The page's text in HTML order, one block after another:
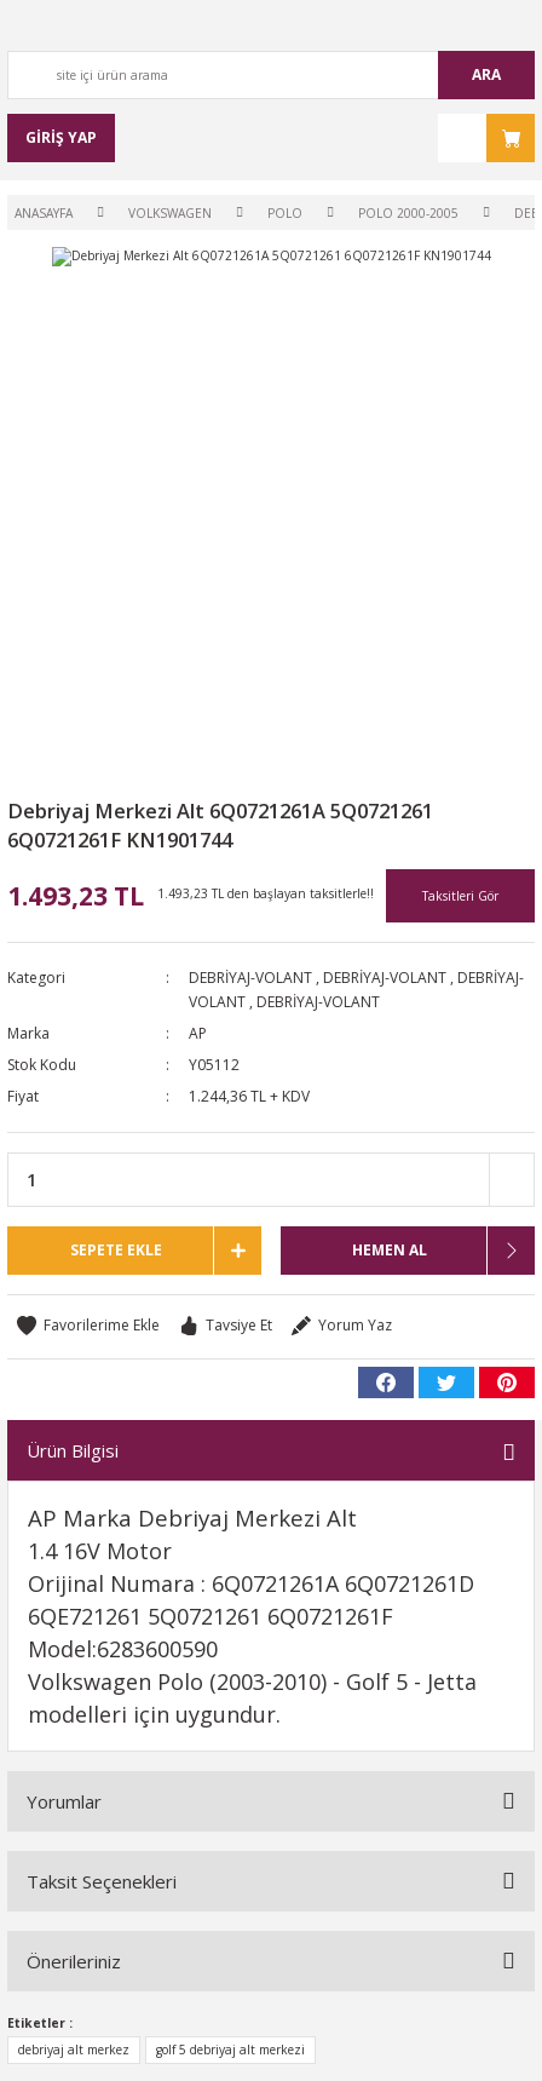
ARA
GİRİŞ YAP
ANASAYFA VOLKSWAGEN POLO POLO 2000-2005
Debriyaj Merkezi Alt 6Q0721261A 5Q0721261
6Q0721261F KN1901744
1.493,23 TL 1.493,23 TL den başlayan taksitlerle!! Taksitleri Gör
Kategori DEBRİYAJ-VOLANT , DEBRİYAJ-VOLANT , DEBRİYAJ-
VOLANT , DEBRİYAJ-VOLANT
Marka
AP
Stok Kodu
Y05112
Fiyat
1.244,36 TL + KDV
SEPETE EKLE HEMEN AL
Tavsiye Et Yorum Yaz
Ürün Bilgisi
AP Marka Debriyaj Merkezi Alt
1.4 16V Motor
Orijinal Numara : 6Q0721261A 6Q0721261D
6QE721261 5Q0721261 6Q0721261F
Model:6283600590
Volkswagen Polo (2003-2010) - Golf 5 - Jetta
modelleri için uygundur.
Yorumlar
Taksit Seçenekleri
Önerileriniz
Bu ürünün fiyat bilgisi, resim, ürün açıklamalarında ve diğer
konularda yetersiz gördüğünüz noktaları öneri formunu
kullanarak tarafımıza iletebilirsiniz.
Etiketler :
debriyaj alt merkez
golf 5 debriyaj alt merkezi